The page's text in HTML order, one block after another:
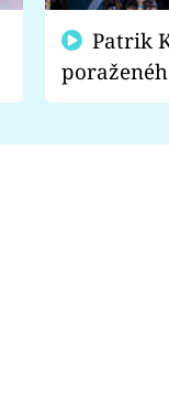
fanoušci